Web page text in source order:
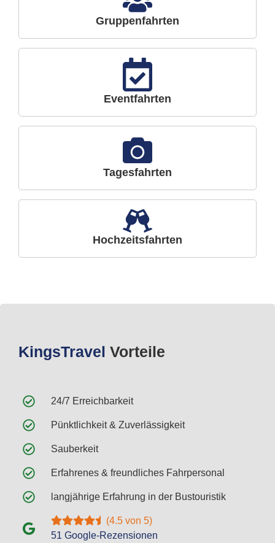
Gruppenfahrten
Eventfahrten
Tagesfahrten
Hochzeitsfahrten
KingsTravel Vorteile
24/7 Erreichbarkeit
Pünktlichkeit & Zuverlässigkeit
Sauberkeit
Erfahrenes & freundliches Fahrpersonal
langjährige Erfahrung in der Bustouristik
(4.5 von 5)
51 Google-Rezensionen